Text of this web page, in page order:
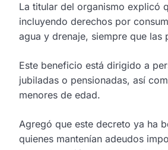
La titular del organismo explicó
incluyendo derechos por
agua y drenaje, siempre que
Este beneficio está dirigido a
jubiladas o pensionadas, así
menores de edad.
Agregó que este decreto ya ha
quienes mantenían adeudos